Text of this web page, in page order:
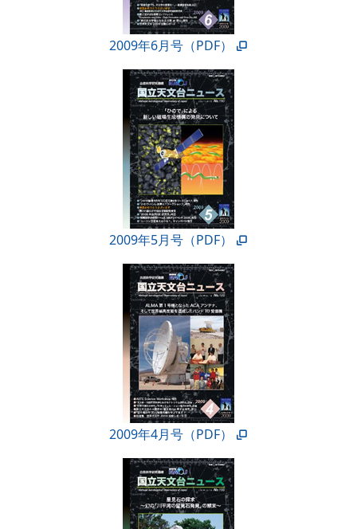
2009年6月号（PDF）
2009年5月号（PDF）
2009年4月号（PDF）